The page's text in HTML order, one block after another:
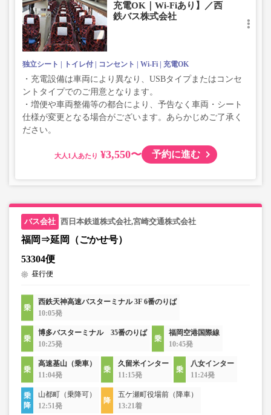
充電OK｜Wi-Fiあり】／西
鉄バス株式会社
独立シート トイレ付 コンセント Wi-Fi 充電OK
・充電設備は車両により異なり、USBタイプまたはコンセ
ントタイプでのご用意となります。
・増便や車両整備等の都合により、予告なく車両・シート
仕様が変更となる場合がございます。あらかじめご了承く
ださい。
大人 ¥3,550〜 予約に進む
西日本鉄道株式会社,宮崎交通株式会社
福岡⇒延岡（ごかせ号）
53304便
昼行便
西鉄天神高速バスターミナル 3F 6番のりば
10:05発
博多バスターミナル 35番のりば
10:25発
福岡空港国際線
10:45発
高速基山（乗車）
11:04発
久留米インター
11:15発
八女インター
11:24発
山都町（乗降可）
12:51発
五ケ瀬町役場前（降車）
13:21着